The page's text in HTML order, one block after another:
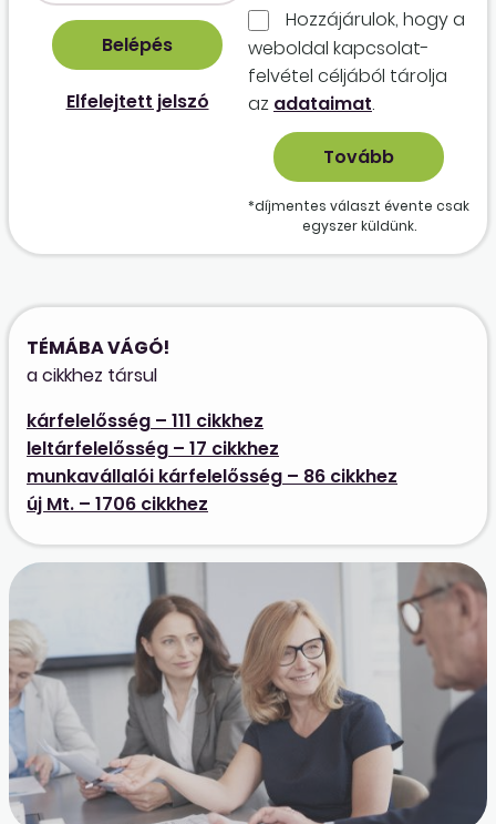
Elfelejtett jelszó
Hozzájárulok, hogy a
weboldal kapcso­lat­
felvétel céljából tárolja
az adataimat.
*díjmentes választ évente csak
egyszer küldünk.
TÉMÁBA VÁGÓ!
a cikkhez társul
kárfelelősség – 111 cikkhez
leltárfelelősség – 17 cikkhez
munkavállalói kárfelelősség – 86 cikkhez
új Mt. – 1706 cikkhez